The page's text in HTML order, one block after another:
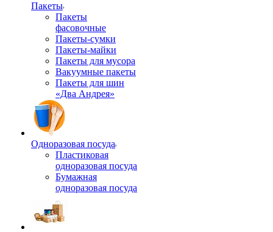
Пакеты
Пакеты
фасовочные
Пакеты-сумки
Пакеты-майки
Пакеты для мусора
Вакуумные пакеты
Пакеты для шин
«Два Андрея»
Одноразовая посуда
Пластиковая
одноразовая посуда
Бумажная
одноразовая посуда